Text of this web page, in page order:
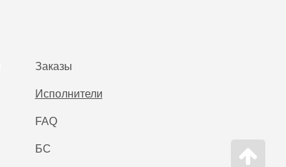
Заказы
Исполнители
FAQ
БС